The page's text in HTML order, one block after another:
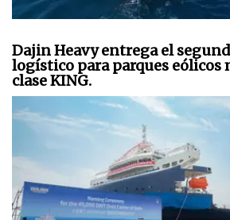
Dajin Heavy entrega el
logístico para parques eólicos
clase KING.